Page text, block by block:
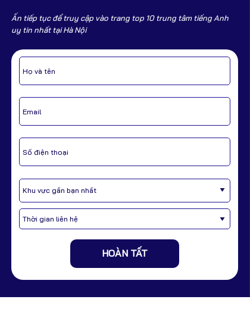
Ấn tiếp tục để truy cập vào trang top 10 trung tâm tiếng Anh
uy tin nhất tại Hà Nội
HOÀN TẤT